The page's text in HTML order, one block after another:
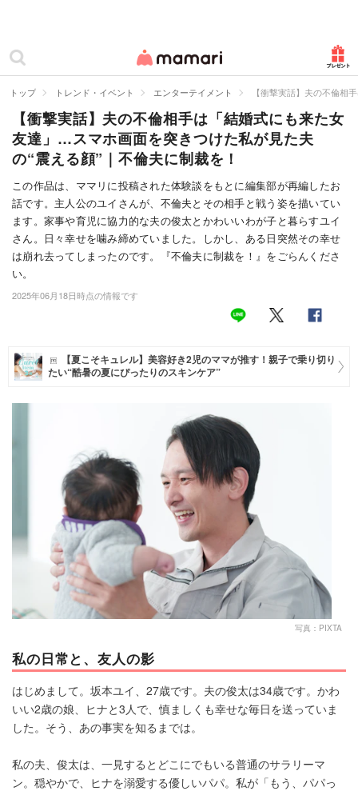
ママリ
カテゴリー一覧
妊娠
出産
赤ちゃん・育児
子育て・家族
病院
住まい
マネー
トップ トレンド・イベント エンターテイメント 【衝撃実話】夫の不倫相
【衝撃実話】夫の不倫相手は「結婚式にも来た女
友達」…スマホ画面を突きつけた私が見た夫
の“震える顔”｜不倫夫に制裁を！
この作品は、ママリに投稿された体験談をもとに編集部が再編したお
話です。主人公のユイさんが、不倫夫とその相手と戦う姿を描いてい
ます。家事や育児に協力的な夫の俊太とかわいいわが子と暮らすユイ
さん。日々幸せを噛み締めていました。しかし、ある日突然その幸せ
は崩れ去ってしまったのです。『不倫夫に制裁を！』をごらんくださ
い。
2025年06月18日時点の情報です
【夏こそキュレル】美容好き2児のママが推す！親子で乗り切り
たい“酷暑の夏にぴったりのスキンケア”
写真：PIXTA
私の日常と、友人の影
はじめまして。坂本ユイ、27歳です。夫の俊太は34歳です。かわ
いい2歳の娘、ヒナと3人で、慎ましくも幸せな毎日を送っていま
した。そう、あの事実を知るまでは。
私の夫、俊太は、一見するとどこにでもいる普通のサラリーマ
ン。穏やかで、ヒナを溺愛する優しいパパ。私が「もう、パパっ